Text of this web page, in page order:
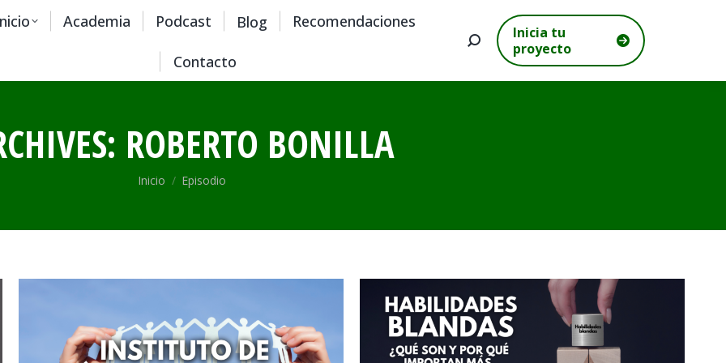
Academia Podcast Blog Recomendaciones
Contacto
Buscar:
Inicia tu
proyecto
ROBERTO BONILLA
Estás aquí:
Inicio Episodio